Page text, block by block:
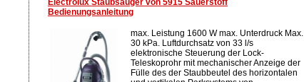
Electrolux Staubsauger von 5915 Sauerstoff
Bedienungsanleitung
max. Leistung 1600 W max. Unterdruck Max.
30 kPa. Luftdurchsatz von 33 l/s
elektronische Steuerung der Lock-
Teleskoprohr mit mechanischer Anzeige der
Fülle des der Staubbeutel des horizontalen